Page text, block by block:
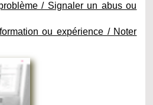
/ Signaler un abus ou
ou expérience / Noter